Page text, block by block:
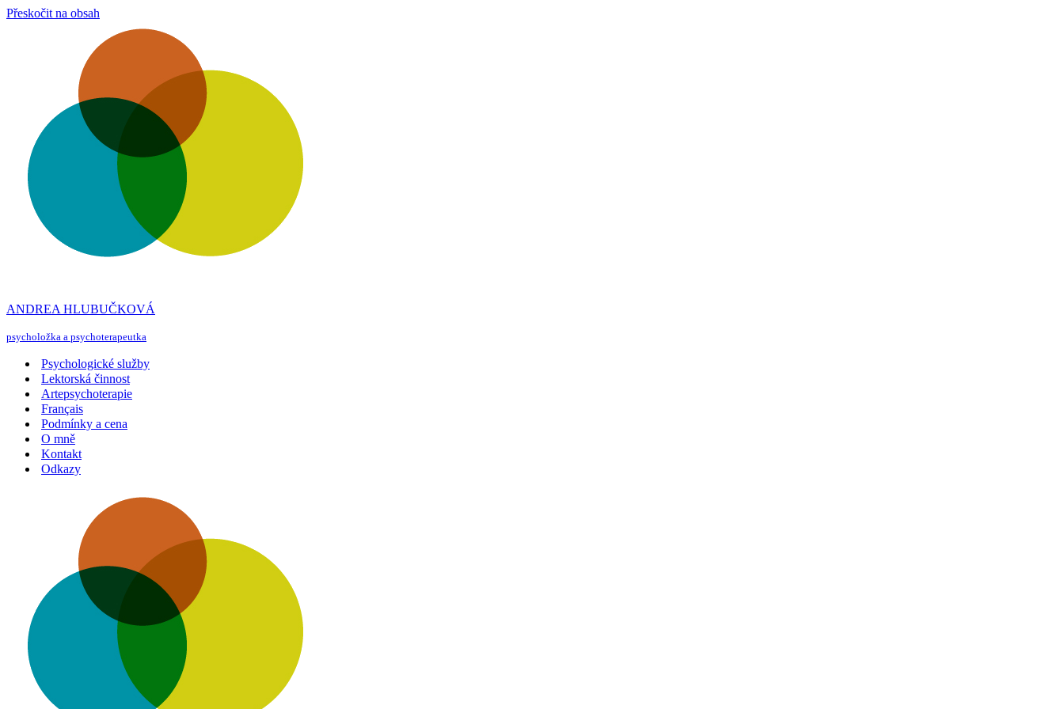
Přeskočit na obsah
ANDREA HLUBUČKOVÁ
psycholožka a psychoterapeutka
Psychologické služby
Lektorská činnost
Artepsychoterapie
Français
Podmínky a cena
O mně
Kontakt
Odkazy